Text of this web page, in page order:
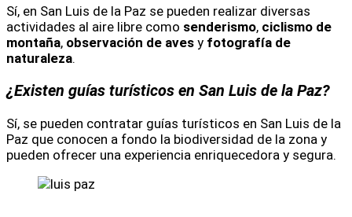
Sí, en San Luis de la Paz se pueden realizar diversas
actividades al aire libre como senderismo, ciclismo de
montaña, observación de aves y fotografía de
naturaleza.
¿Existen guías turísticos en San Luis de la Paz?
Sí, se pueden contratar guías turísticos en San Luis de la
Paz que conocen a fondo la biodiversidad de la zona y
pueden ofrecer una experiencia enriquecedora y segura.